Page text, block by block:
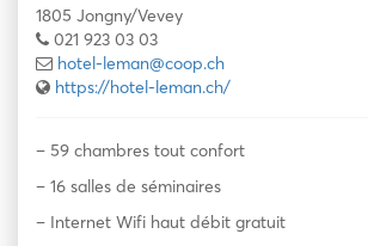
1805 Jongny/Vevey
021 923 03 03
hotel-leman@coop.ch
https://hotel-leman.ch/
– 59 chambres tout confort
– 16 salles de séminaires
– Internet Wifi haut débit gratuit